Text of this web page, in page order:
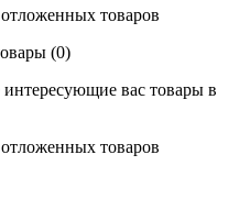
товаров
(0)
вас товары в
товаров